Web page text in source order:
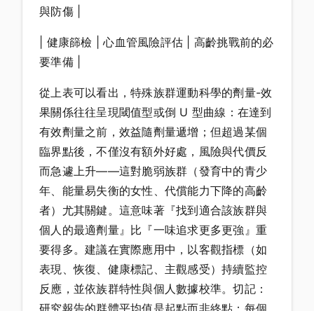
與防傷 |
| 健康篩檢 | 心血管風險評估 | 高齡挑戰前的必
要準備 |
從上表可以看出，特殊族群運動科學的劑量-效
果關係往往呈現閾值型或倒 U 型曲線：在達到
有效劑量之前，效益隨劑量遞增；但超過某個
臨界點後，不僅沒有額外好處，風險與代價反
而急遽上升——這對脆弱族群（發育中的青少
年、能量易失衡的女性、代償能力下降的高齡
者）尤其關鍵。這意味著『找到適合該族群與
個人的最適劑量』比『一味追求更多更強』重
要得多。建議在實際應用中，以客觀指標（如
表現、恢復、健康標記、主觀感受）持續監控
反應，並依族群特性與個人數據校準。切記：